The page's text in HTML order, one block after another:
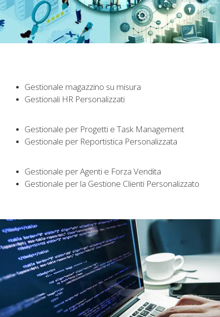
Gestionale magazzino su misura
Gestionali HR Personalizzati
Gestionale per Progetti e Task Management
Gestionale per Reportistica Personalizzata
Gestionale per Agenti e Forza Vendita
Gestionale per la Gestione Clienti Personalizzato